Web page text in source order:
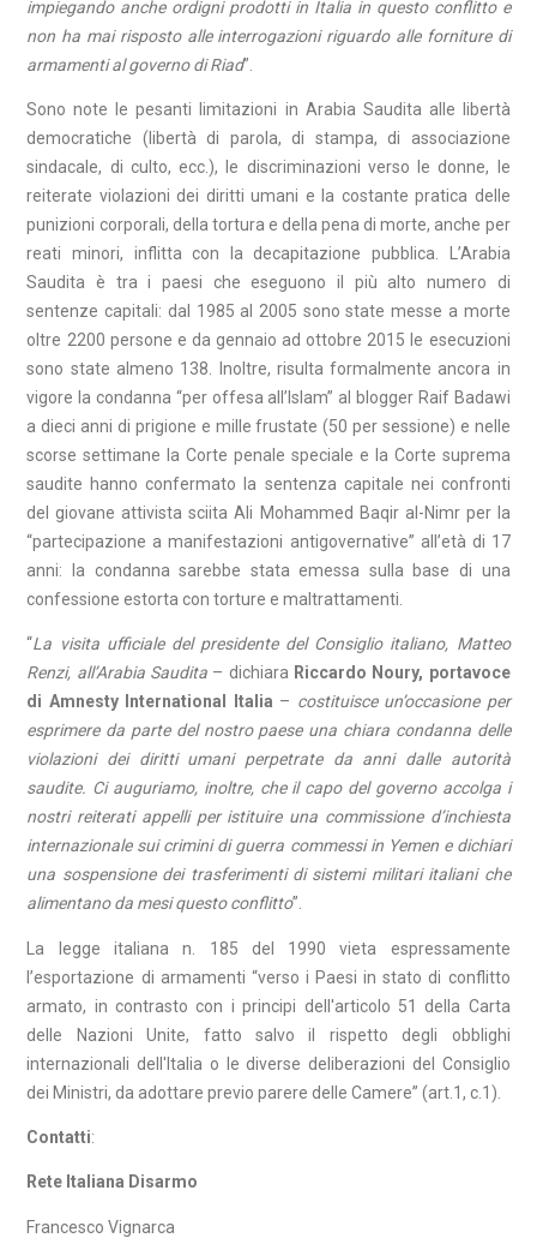
impiegando anche ordigni prodotti in Italia in questo conflitto e
non ha mai risposto alle interrogazioni riguardo alle forniture di
armamenti al governo di Riad”.
Sono note le pesanti limitazioni in Arabia Saudita alle libertà
democratiche (libertà di parola, di stampa, di associazione
sindacale, di culto, ecc.), le discriminazioni verso le donne, le
reiterate violazioni dei diritti umani e la costante pratica delle
punizioni corporali, della tortura e della pena di morte, anche per
reati minori, inflitta con la decapitazione pubblica. L’Arabia
Saudita è tra i paesi che eseguono il più alto numero di
sentenze capitali: dal 1985 al 2005 sono state messe a morte
oltre 2200 persone e da gennaio ad ottobre 2015 le esecuzioni
sono state almeno 138. Inoltre, risulta formalmente ancora in
vigore la condanna “per offesa all’Islam” al blogger Raif Badawi
a dieci anni di prigione e mille frustate (50 per sessione) e nelle
scorse settimane la Corte penale speciale e la Corte suprema
saudite hanno confermato la sentenza capitale nei confronti
del giovane attivista sciita Ali Mohammed Baqir al-Nimr per la
“partecipazione a manifestazioni antigovernative” all’età di 17
anni: la condanna sarebbe stata emessa sulla base di una
confessione estorta con torture e maltrattamenti.
“La visita ufficiale del presidente del Consiglio italiano, Matteo
Renzi, all’Arabia Saudita – dichiara Riccardo Noury, portavoce
di Amnesty International Italia – costituisce un’occasione per
esprimere da parte del nostro paese una chiara condanna delle
violazioni dei diritti umani perpetrate da anni dalle autorità
saudite. Ci auguriamo, inoltre, che il capo del governo accolga i
nostri reiterati appelli per istituire una commissione d’inchiesta
internazionale sui crimini di guerra commessi in Yemen e dichiari
una sospensione dei trasferimenti di sistemi militari italiani che
alimentano da mesi questo conflitto”.
La legge italiana n. 185 del 1990 vieta espressamente
l’esportazione di armamenti “verso i Paesi in stato di conflitto
armato, in contrasto con i principi dell'articolo 51 della Carta
delle Nazioni Unite, fatto salvo il rispetto degli obblighi
internazionali dell'Italia o le diverse deliberazioni del Consiglio
dei Ministri, da adottare previo parere delle Camere” (art.1, c.1).
Contatti:
Rete Italiana Disarmo
Francesco Vignarca